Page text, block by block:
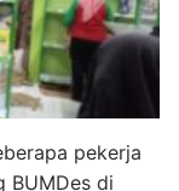
pekerja
BUMDes di